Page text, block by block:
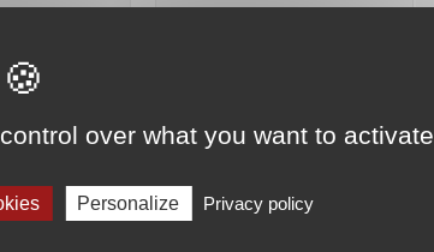
over what you want to activate
Personalize Privacy policy